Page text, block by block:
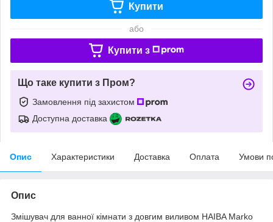
Купити
або
Купити з
Що таке купити з Пром?
Замовлення під захистом
Доступна доставка
Опис Характеристики Доставка Оплата Умови
Опис
Змішувач для ванної кімнати з довгим виливом HAIBA Marko